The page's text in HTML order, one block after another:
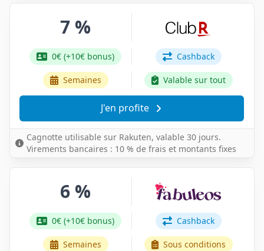
7 %
0€ (+10€ bonus) Cashback
Semaines Valable sur tout
J'en profite
Cagnotte utilisable sur Rakuten, valable 30 jours.
Virements bancaires : 10 % de frais et montants fixes
6 %
0€ (+10€ bonus) Cashback
Semaines Sous conditions